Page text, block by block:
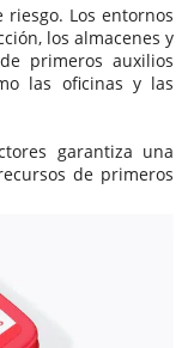
Los entornos
los almacenes y
primeros auxilios
las oficinas y las
garantiza una
de primeros